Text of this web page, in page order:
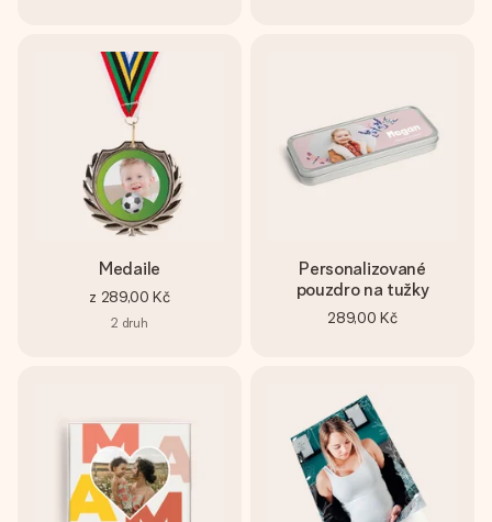
Medaile
z 289,00 Kč
2 druh
Personalizované
pouzdro na tužky
289,00 Kč